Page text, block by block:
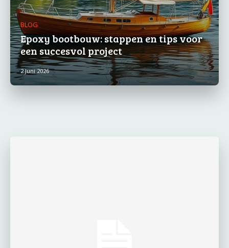
BLOG
Epoxy bootbouw: stappen en tips voor
een succesvol project
2 Juni 2026